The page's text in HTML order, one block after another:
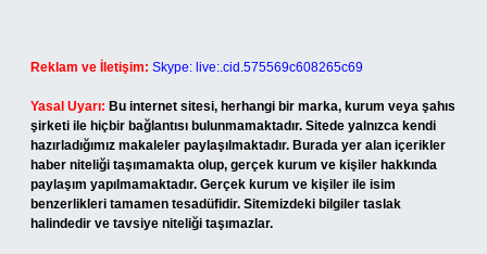
Reklam ve İletişim: Skype: live:.cid.575569c608265c69
Yasal Uyarı: Bu internet sitesi, herhangi bir marka, kurum veya şahıs
şirketi ile hiçbir bağlantısı bulunmamaktadır. Sitede yalnızca kendi
hazırladığımız makaleler paylaşılmaktadır. Burada yer alan içerikler
haber niteliği taşımamakta olup, gerçek kurum ve kişiler hakkında
paylaşım yapılmamaktadır. Gerçek kurum ve kişiler ile isim
benzerlikleri tamamen tesadüfidir. Sitemizdeki bilgiler taslak
halindedir ve tavsiye niteliği taşımazlar.